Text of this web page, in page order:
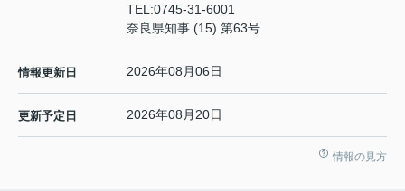
TEL:0745-31-6001
奈良県知事 (15) 第63号
情報更新日 2026年08月06日
更新予定日 2026年08月20日
情報の見方